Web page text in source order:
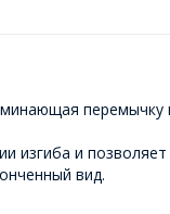
изгиба и
вид.